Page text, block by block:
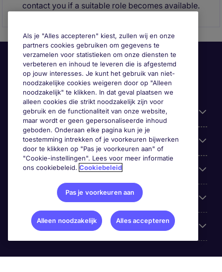
contact you if a suitable role becomes available.
Handige informatie
Onze expertise
Google Rating
Mobile apps
Over Michael Page
Als je "Alles accepteren" kiest, zullen wij en onze
partners cookies gebruiken om gegevens te
verzamelen voor statistieken om onze diensten te
verbeteren en inhoud te leveren die is afgestemd
op jouw interesses. Je kunt het gebruik van niet-
noodzakelijke cookies weigeren door op "Alleen
noodzakelijk" te klikken. In dat geval plaatsen we
alleen cookies die strikt noodzakelijk zijn voor
gebruik en de functionaliteit van onze website,
maar wordt er geen gepersonaliseerde inhoud
geboden. Onderaan elke pagina kun je je
toestemming intrekken of je voorkeuren bijwerken
door te klikken op "Pas je voorkeuren aan" of
"Cookie-instellingen". Lees voor meer informatie
ons cookiebeleid. Cookiebeleid
Pas je voorkeuren aan
Alleen noodzakelijk Alles accepteren